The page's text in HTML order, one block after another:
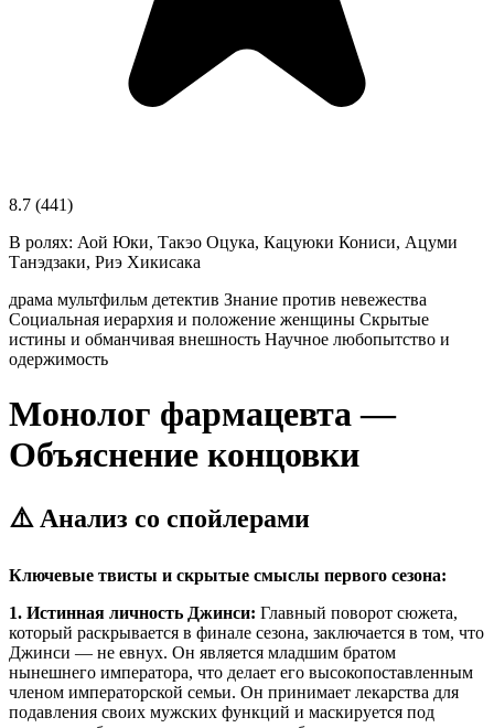
8.7 (441)
В ролях: Аой Юки, Такэо Оцука, Кацуюки Кониси, Ацуми
Танэдзаки, Риэ Хикисака
драма мультфильм детектив Знание против невежества
Социальная иерархия и положение женщины Скрытые
истины и обманчивая внешность Научное любопытство и
одержимость
Монолог фармацевта —
Объяснение концовки
⚠️ Анализ со спойлерами
Ключевые твисты и скрытые смыслы первого сезона:
1. Истинная личность Джинси: Главный поворот сюжета,
который раскрывается в финале сезона, заключается в том, что
Джинси — не евнух. Он является младшим братом
нынешнего императора, что делает его высокопоставленным
членом императорской семьи. Он принимает лекарства для
подавления своих мужских функций и маскируется под